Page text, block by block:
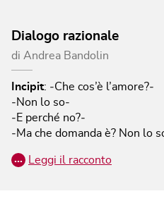
Dialogo razionale
di Andrea Bandolin
Incipit: ‐Che cos’è l’amore?‐
‐Non lo so‐
‐E perché no?‐
‐Ma che domanda è? Non lo
… Leggi il racconto